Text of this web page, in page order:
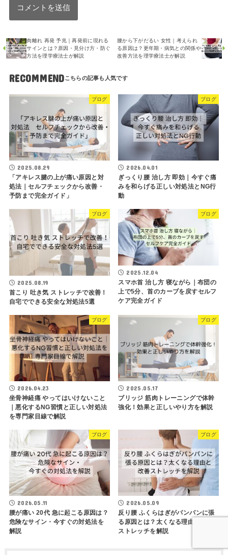
肉離れ 再発 予兆｜再発前に現れる
サインとは？原因・見分け方・防ぐ
方法を理学療法士が解説
腰から下がだるい 女性｜考えられ
る原因は？更年期・病気との関係や
改善方法を理学療法士が解説
RECOMMEND
ブログ
2025.08.29
「アキレス腱の上が痛い原因と対
処法｜セルフチェックから改善・
予防まで完全ガイド」
ブログ
2026.04.01
ぎっくり腰 治し方 即効｜今すぐ痛
みを和らげる正しい対処法とNG行
動
ブログ
2025.08.19
首こり 吐き気 ストレッチで改善！
自宅でできる安全な対処法5選
ブログ
2025.12.04
スマホ首 治し方 寝ながら｜布団の
上で5分、首のカーブを戻すセルフ
ケア完全ガイド
ブログ
2026.04.23
坐骨神経痛 やってはいけないこと
｜悪化するNG習慣と正しい対処法
を専門家目線で解説
ブログ
2025.05.17
ブリッジ 筋肉トレーニングで体幹
強化！効果と正しいやり方を解説
ブログ
2026.05.11
腰が痛い 20代 急に起こる原因は？
危険なサイン・今すぐの対処法を
解説
ブログ
2026.05.09
反り腰 ふくらはぎがパンパンに張
る原因とは？太くなる理由と改善
ストレッチを解説